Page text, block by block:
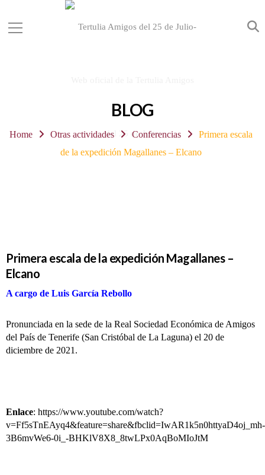
BLOG
Home Otras actividades Conferencias
Primera escala
de la expedición Magallanes – Elcano
Primera escala de la expedición Magallanes –
Elcano
A cargo de Luis García Rebollo
Pronunciada en la sede de la Real Sociedad Económica de Amigos
del País de Tenerife (San Cristóbal de La Laguna) el 20 de
diciembre de 2021.
Enlace: https://www.youtube.com/watch?
v=Ff5sTnEAyq4&feature=share&fbclid=IwAR1k5n0httyaD4oj_mh-
3B6mvWe6-0i_-BHKlV8X8_8twLPx0AqBoMIoJtM